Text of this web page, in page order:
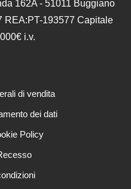
162A - 51011 Buggiano
REA:PT-193577 Capitale
i.v.
di vendita
dei dati
Policy